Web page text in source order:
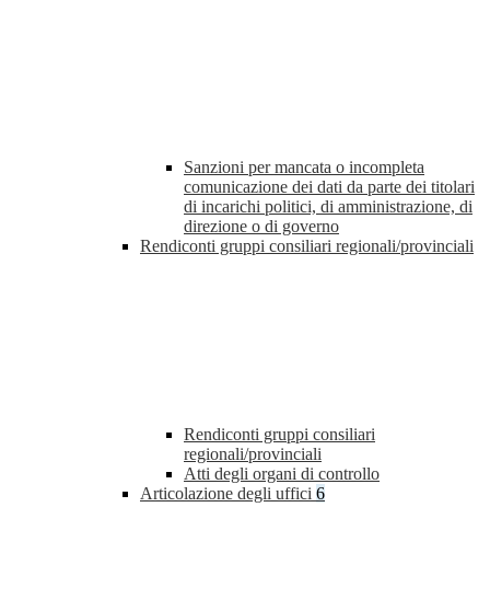
Sanzioni per mancata o incompleta
comunicazione dei dati da parte dei titolari
di incarichi politici, di amministrazione, di
direzione o di governo
Rendiconti gruppi consiliari regionali/provinciali
Rendiconti gruppi consiliari
regionali/provinciali
Atti degli organi di controllo
Articolazione degli uffici 6